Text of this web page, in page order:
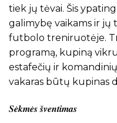
tiek jų tėvai. Šis
galimybę vaikams ir
futbolo treniruotėje.
programą, kupiną
estafečių ir
vakaras būtų kupinas
𝑺𝒆̇𝒌𝒎𝒆̇𝒔 𝒔̌𝒗𝒆𝒏𝒕𝒊𝒎𝒂𝒔